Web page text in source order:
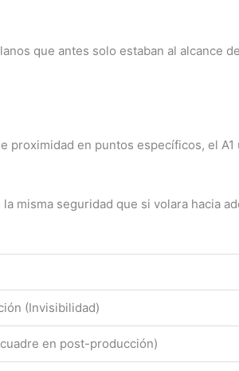
que antes solo estaban al alcance
proximidad en puntos específicos, el
misma seguridad que si volara hacia
(Invisibilidad)
en post-producción)